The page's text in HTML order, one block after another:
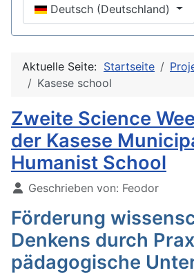
Deutsch (Deutschland)
Aktuelle Seite: Startseite
Kasese school
Zweite Science
der Kasese
Humanist School
Geschrieben von: Feodor
Förderung
Denkens durch
pädagogische